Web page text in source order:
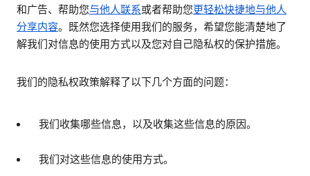
和广告、帮助您与他人联系或者帮助您更轻松快捷地与他人
分享内容。既然您选择使用我们的服务，希望您能清楚地了
解我们对信息的使用方式以及您对自己隐私权的保护措施。
我们的隐私权政策解释了以下几个方面的问题：
我们收集哪些信息，以及收集这些信息的原因。
我们对这些信息的使用方式。